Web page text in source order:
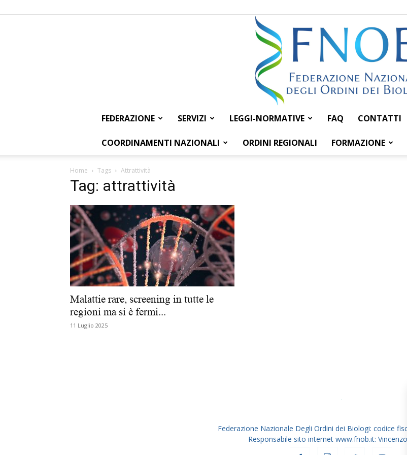
Federazione
dei
FEDERAZIONE SERVIZI LEGGI-NORMATIVE FAQ CONTATTI
COORDINAMENTI NAZIONALI ORDINI REGIONALI FORMAZIONE
Home Tags Attrattività
Tag: attrattività
Malattie rare, screening in tutte le
regioni ma si è fermi...
11 Luglio 2025
Federazione Nazionale Degli Ordini dei Biologi: codice
Responsabile sito internet www.fnob.it: